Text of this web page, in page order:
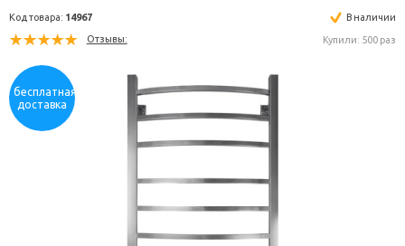
бесплатная
доставка
Energy Полотенцесушитель G GRAND 1000x500
Отзывы: